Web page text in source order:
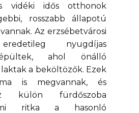
vidéki idős otthonok
rosszabb állapotú
Az erzsébetvárosi
nyugdíjas
ahol önálló
a beköltözők. Ezek
is megvannak, és
külön fürdőszoba
ritka a hasonló